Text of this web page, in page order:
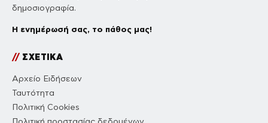
δημοσιογραφία.
Η ενημέρωσή σας, το πάθος μας!
//ΣΧΕΤΙΚΑ
Αρχείο Ειδήσεων
Ταυτότητα
Πολιτική Cookies